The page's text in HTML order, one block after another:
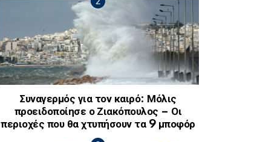
Συναγερμός για τον καιρό: Μόλις
προειδοποίησε ο Ζιακόπουλος – Οι
περιοχές που θα χτυπήσουν τα 9 μποφόρ